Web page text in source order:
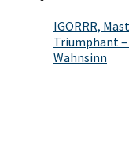
IGORRR,
Triumphant –
Wahnsinn